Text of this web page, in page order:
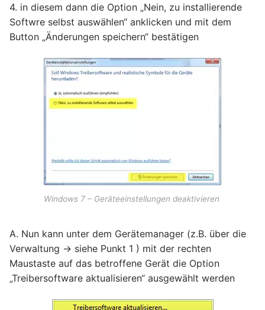
4. in diesem dann die Option „Nein, zu installierende
Softwre selbst auswählen“ anklicken und mit dem
Button „Änderungen speichern“ bestätigen
Windows 7 – Geräteeinstellungen deaktivieren
A. Nun kann unter dem Gerätemanager (z.B. über die
Verwaltung -> siehe Punkt 1 ) mit der rechten
Maustaste auf das betroffene Gerät die Option
„Treibersoftware aktualisieren“ ausgewählt werden